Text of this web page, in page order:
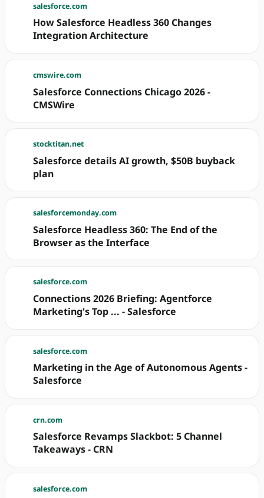
salesforce.com
How Salesforce Headless 360 Changes
Integration Architecture
cmswire.com
Salesforce Connections Chicago 2026 -
CMSWire
stocktitan.net
Salesforce details AI growth, $50B buyback
plan
salesforcemonday.com
Salesforce Headless 360: The End of the
Browser as the Interface
salesforce.com
Connections 2026 Briefing: Agentforce
Marketing's Top ... - Salesforce
salesforce.com
Marketing in the Age of Autonomous Agents -
Salesforce
crn.com
Salesforce Revamps Slackbot: 5 Channel
Takeaways - CRN
salesforce.com